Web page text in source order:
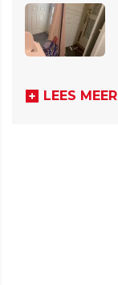
LEES MEER